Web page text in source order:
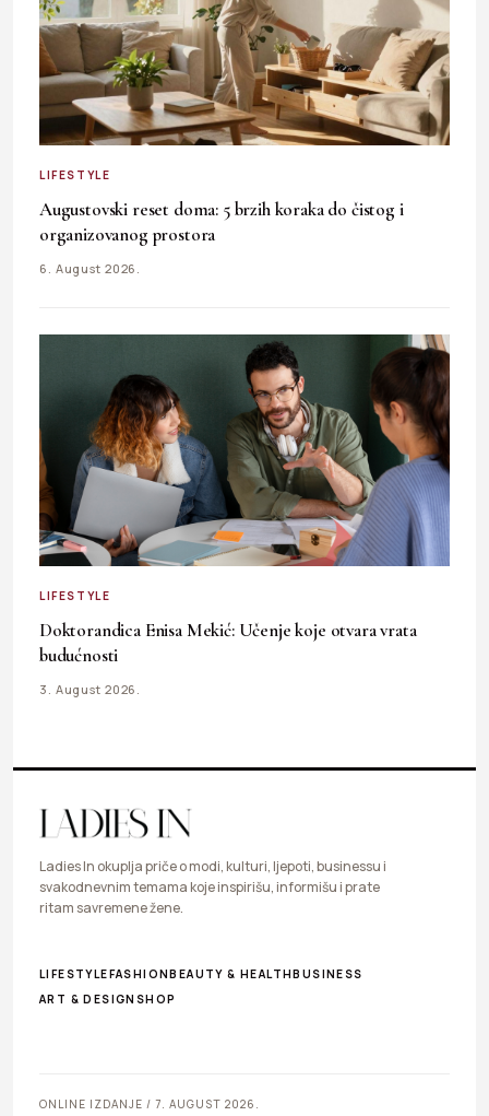
LIFESTYLE
Augustovski reset doma: 5 brzih koraka do čistog i
organizovanog prostora
6. August 2026.
LIFESTYLE
Doktorandica Enisa Mekić: Učenje koje otvara vrata
budućnosti
3. August 2026.
Ladies In okuplja priče o modi, kulturi, ljepoti, businessu i
svakodnevnim temama koje inspirišu, informišu i prate
ritam savremene žene.
LIFESTYLEFASHIONBEAUTY & HEALTHBUSINESS
ART & DESIGN SHOP
ONLINE IZDANJE / 7. AUGUST 2026.